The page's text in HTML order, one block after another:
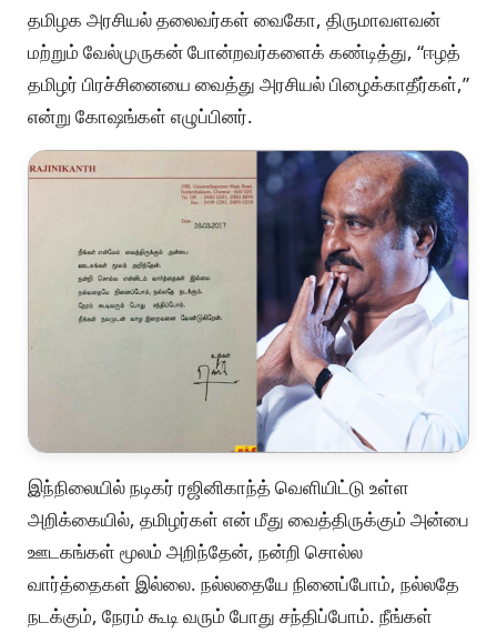
தமிழக அரசியல் தலைவர்கள் வைகோ, திருமாவளவன்
மற்றும் வேல்முருகன் போன்றவர்களைக் கண்டித்து, “ஈழத்
தமிழர் பிரச்சினையை வைத்து அரசியல் பிழைக்காதீர்கள்,”
என்று கோஷங்கள் எழுப்பினர்.
இந்நிலையில் நடிகர் ரஜினிகாந்த் வெளியிட்டு உள்ள
அறிக்கையில், தமிழர்கள் என் மீது வைத்திருக்கும் அன்பை
ஊடகங்கள் மூலம் அறிந்தேன், நன்றி சொல்ல
வார்த்தைகள் இல்லை. நல்லதையே நினைப்போம், நல்லதே
நடக்கும், நேரம் கூடி வரும் போது சந்திப்போம். நீங்கள்